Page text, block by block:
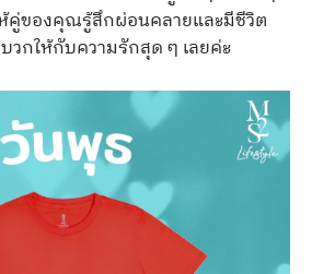
ห้คู่ของคุณรู้สึกผ่อนคลายและมีชีวิต
วกให้กับความรักสุด ๆ เลยค่ะ